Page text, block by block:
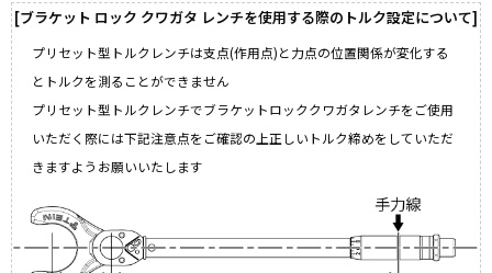
ブラケット ロック クワガタ レンチを使用する際のトルク設定について
プリセット型トルクレンチは支点(作用点)と力点の位置関係が変化する
とトルクを測ることができません
プリセット型トルクレンチでブラケットロッククワガタレンチをご使用
いただく際には下記注意点をご確認の上正しいトルク締めをしていただ
きますようお願いいたします